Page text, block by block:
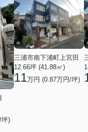
坪)
三浦市南下浦町上宮田
12.66坪 (41.88㎡)
11万円 (0.87万円/坪)